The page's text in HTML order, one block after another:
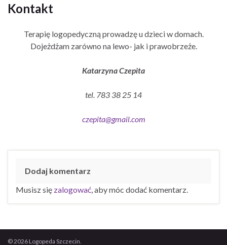
Kontakt
Terapię logopedyczną prowadzę u dzieci w domach.
Dojeżdżam zarówno na lewo- jak i prawobrzeże.
Katarzyna Czepita
tel. 783 38 25 14
czepita@gmail.com
Dodaj komentarz
Musisz się zalogować , aby móc dodać komentarz.
© 2026 Logopeda Szczecin.